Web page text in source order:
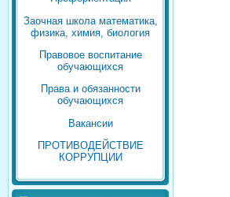
Заочная школа математика,
физика, химия, биология
Правовое воспитание
обучающихся
Права и обязанности
обучающихся
Вакансии
ПРОТИВОДЕЙСТВИЕ
КОРРУПЦИИ